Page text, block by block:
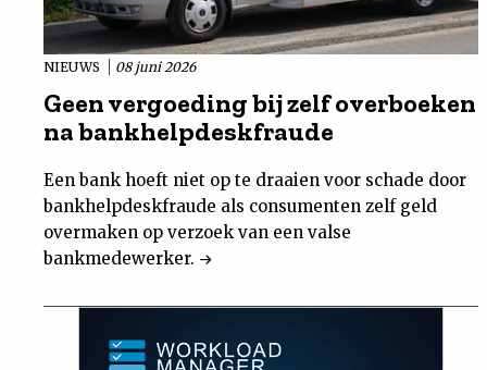
NIEUWS 08 juni 2026
Geen vergoeding bij zelf overboeken
na bankhelpdeskfraude
Een bank hoeft niet op te draaien voor schade door
bankhelpdeskfraude als consumenten zelf geld
overmaken op verzoek van een valse
bankmedewerker.